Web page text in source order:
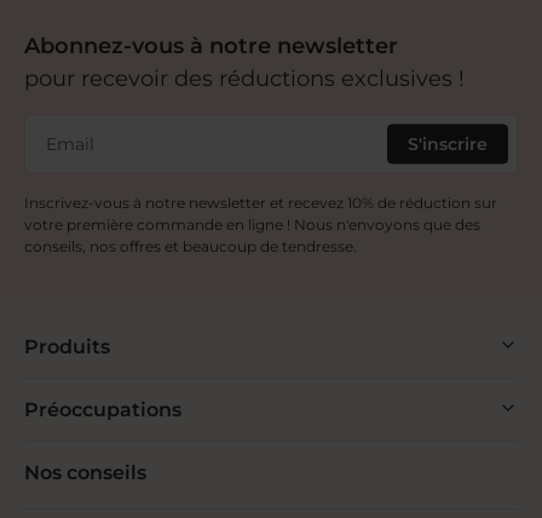
Abonnez-vous à notre newsletter
pour recevoir des réductions exclusives !
Email S'inscrire
Inscrivez-vous à notre newsletter et recevez 10% de réduction sur
votre première commande en ligne ! Nous n'envoyons que des
conseils, nos offres et beaucoup de tendresse.
Produits
Préoccupations
Nos conseils